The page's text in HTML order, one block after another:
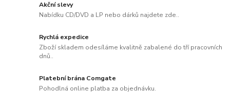
Akční slevy
Nabídku CD/DVD a LP nebo dárků najdete zde..
Rychlá expedice
Zboží skladem odesíláme kvalitně zabalené do tří pracovních
dnů..
Platební brána Comgate
Pohodlná online platba za objednávku.